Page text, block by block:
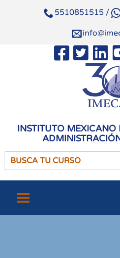
5510851515 /
INSTITUTO